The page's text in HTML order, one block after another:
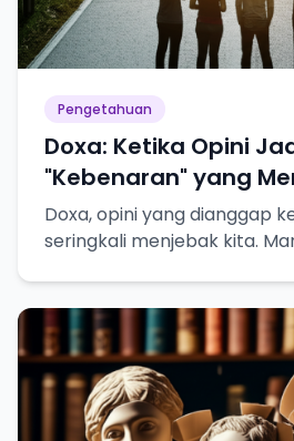
Pengetahuan
Doxa: Ketika Opini
"Kebenaran" yang
Doxa, opini yang dianggap
seringkali menjebak kita.